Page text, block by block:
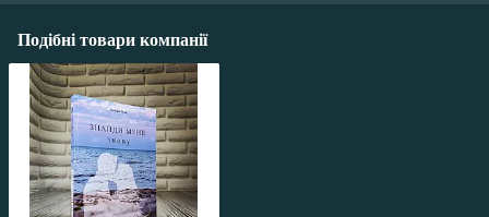
Подібні товари компанії